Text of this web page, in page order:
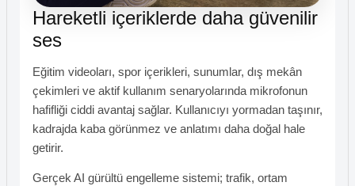
Hareketli içeriklerde daha güvenilir
ses
Eğitim videoları, spor içerikleri, sunumlar, dış mekân
çekimleri ve aktif kullanım senaryolarında mikrofonun
hafifliği ciddi avantaj sağlar. Kullanıcıyı yormadan taşınır,
kadrajda kaba görünmez ve anlatımı daha doğal hale
getirir.
Gerçek AI gürültü engelleme sistemi; trafik, ortam